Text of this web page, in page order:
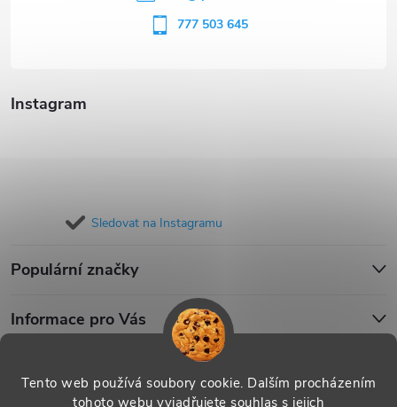
Tento web používá soubory cookie. Dalším procházením
tohoto webu vyjadřujete souhlas s jejich
Instagram
Sledovat na Instagramu
Populární značky
Informace pro Vás
777 503 645